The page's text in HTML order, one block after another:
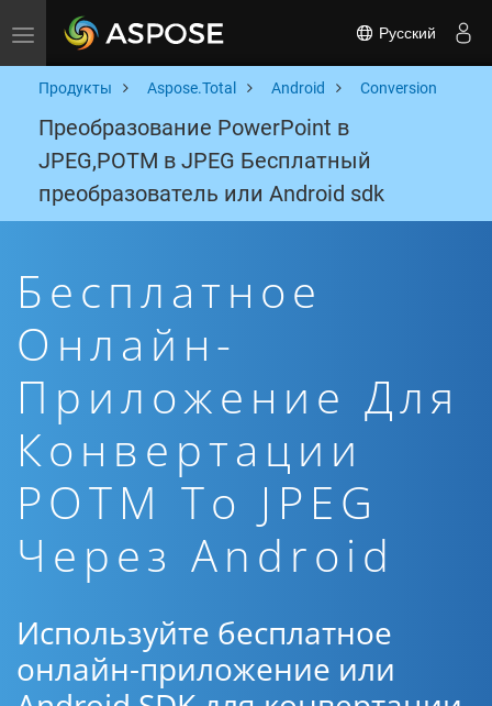
Toggle navigation Русский
Продукты Aspose.Total Android Conversion
Преобразование PowerPoint в
JPEG,POTM в JPEG Бесплатный
преобразователь или Android sdk
Бесплатное
Онлайн-
Приложение Для
Конвертации
POTM To JPEG
Через Android
Используйте бесплатное
онлайн-приложение или